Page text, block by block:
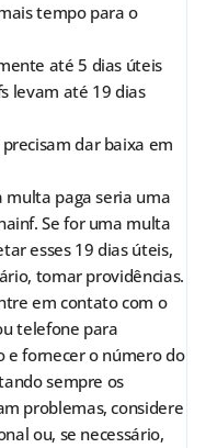
tempo para o
até 5 dias úteis
levam até 19 dias
dar baixa em
multa paga seria uma
Se for uma multa
esses 19 dias úteis,
tomar providências.
em contato com o
telefone para
e fornecer o número do
sempre os
problemas, considere
ou, se necessário,